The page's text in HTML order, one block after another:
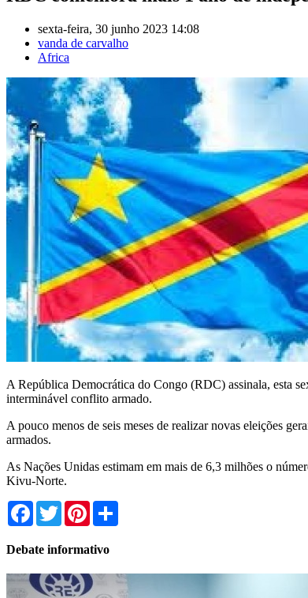
sexta-feira, 30 junho 2023 14:08
vanda de carvalho
Africa
A República Democrática do Congo (RDC) assinala, esta
interminável conflito armado.
A pouco menos de seis meses de realizar novas eleições
armados.
As Nações Unidas estimam em mais de 6,3 milhões o
Kivu-Norte.
Facebook
TwitterPinterest
Debate informativo